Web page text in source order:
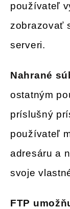
používateľ
zobrazovať
serveri.
Nahrané
ostatným
príslušný
používateľ
adresáru a
svoje
FTP